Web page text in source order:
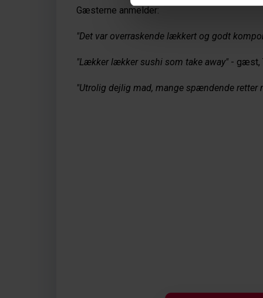
Gæsterne anmelder:
"Det var overraskende lækkert og godt
"Lækker lækker sushi som take away" - gæst,
"Utrolig dejlig mad, mange spændende retter